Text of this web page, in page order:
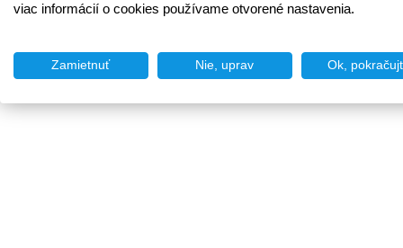
viac informácií o cookies používame otvorené nastavenia.
Zamietnuť Nie, uprav Ok,